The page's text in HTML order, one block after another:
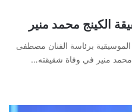
الكينج محمد منير
برئاسة الفنان مصطفى
محمد منير في وفاة شقيقته…